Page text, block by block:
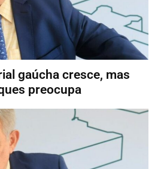
gaúcha cresce, mas
preocupa